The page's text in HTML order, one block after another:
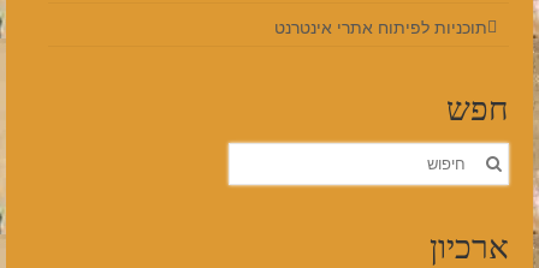
תוכניות לפיתוח אתרי אינטרנט
חפש
חפש
את:
ארכיון